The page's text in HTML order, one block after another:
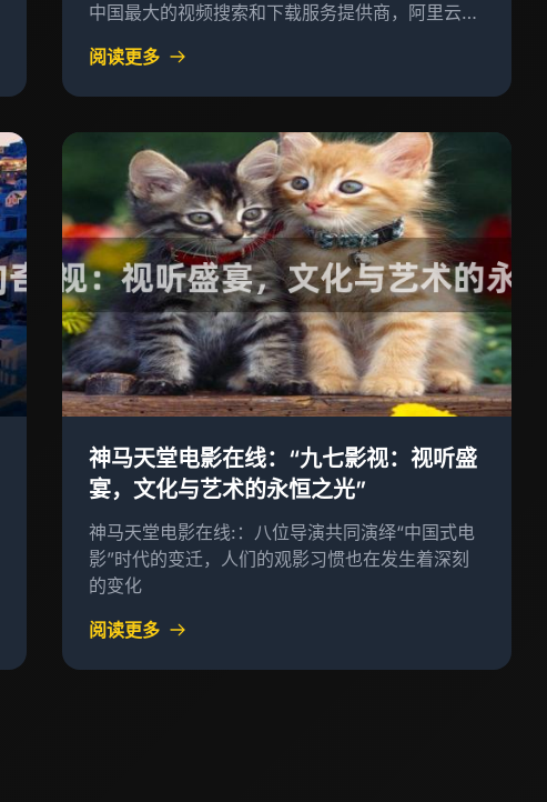
中国最大的视频搜索和下载服务提供商，阿里云致
阅读更多
神马天堂电影在线：“九七影视：视听盛
宴，文化与艺术的永恒之光”
神马天堂电影在线:：八位导演共同演绎“中国式电
影”时代的变迁，人们的观影习惯也在发生着深刻
的变化
阅读更多